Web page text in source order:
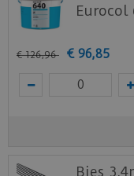
Download hier
Download hier
Staal
Eurocol
€ 126,96 € 96,85
Bies